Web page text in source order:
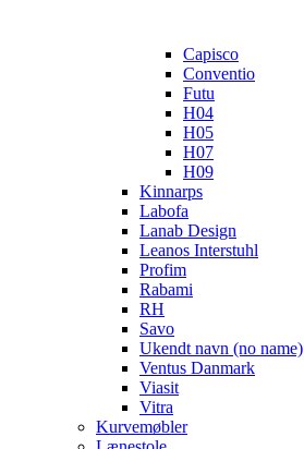
Capisco
Conventio
Futu
H04
H05
H07
H09
Kinnarps
Labofa
Lanab Design
Leanos Interstuhl
Profim
Rabami
RH
Savo
Ukendt navn (no name)
Ventus Danmark
Viasit
Vitra
Kurvemøbler